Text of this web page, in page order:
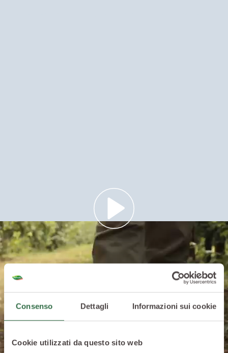
Consenso Dettagli Informazioni sui cookie
Cookie utilizzati da questo sito web